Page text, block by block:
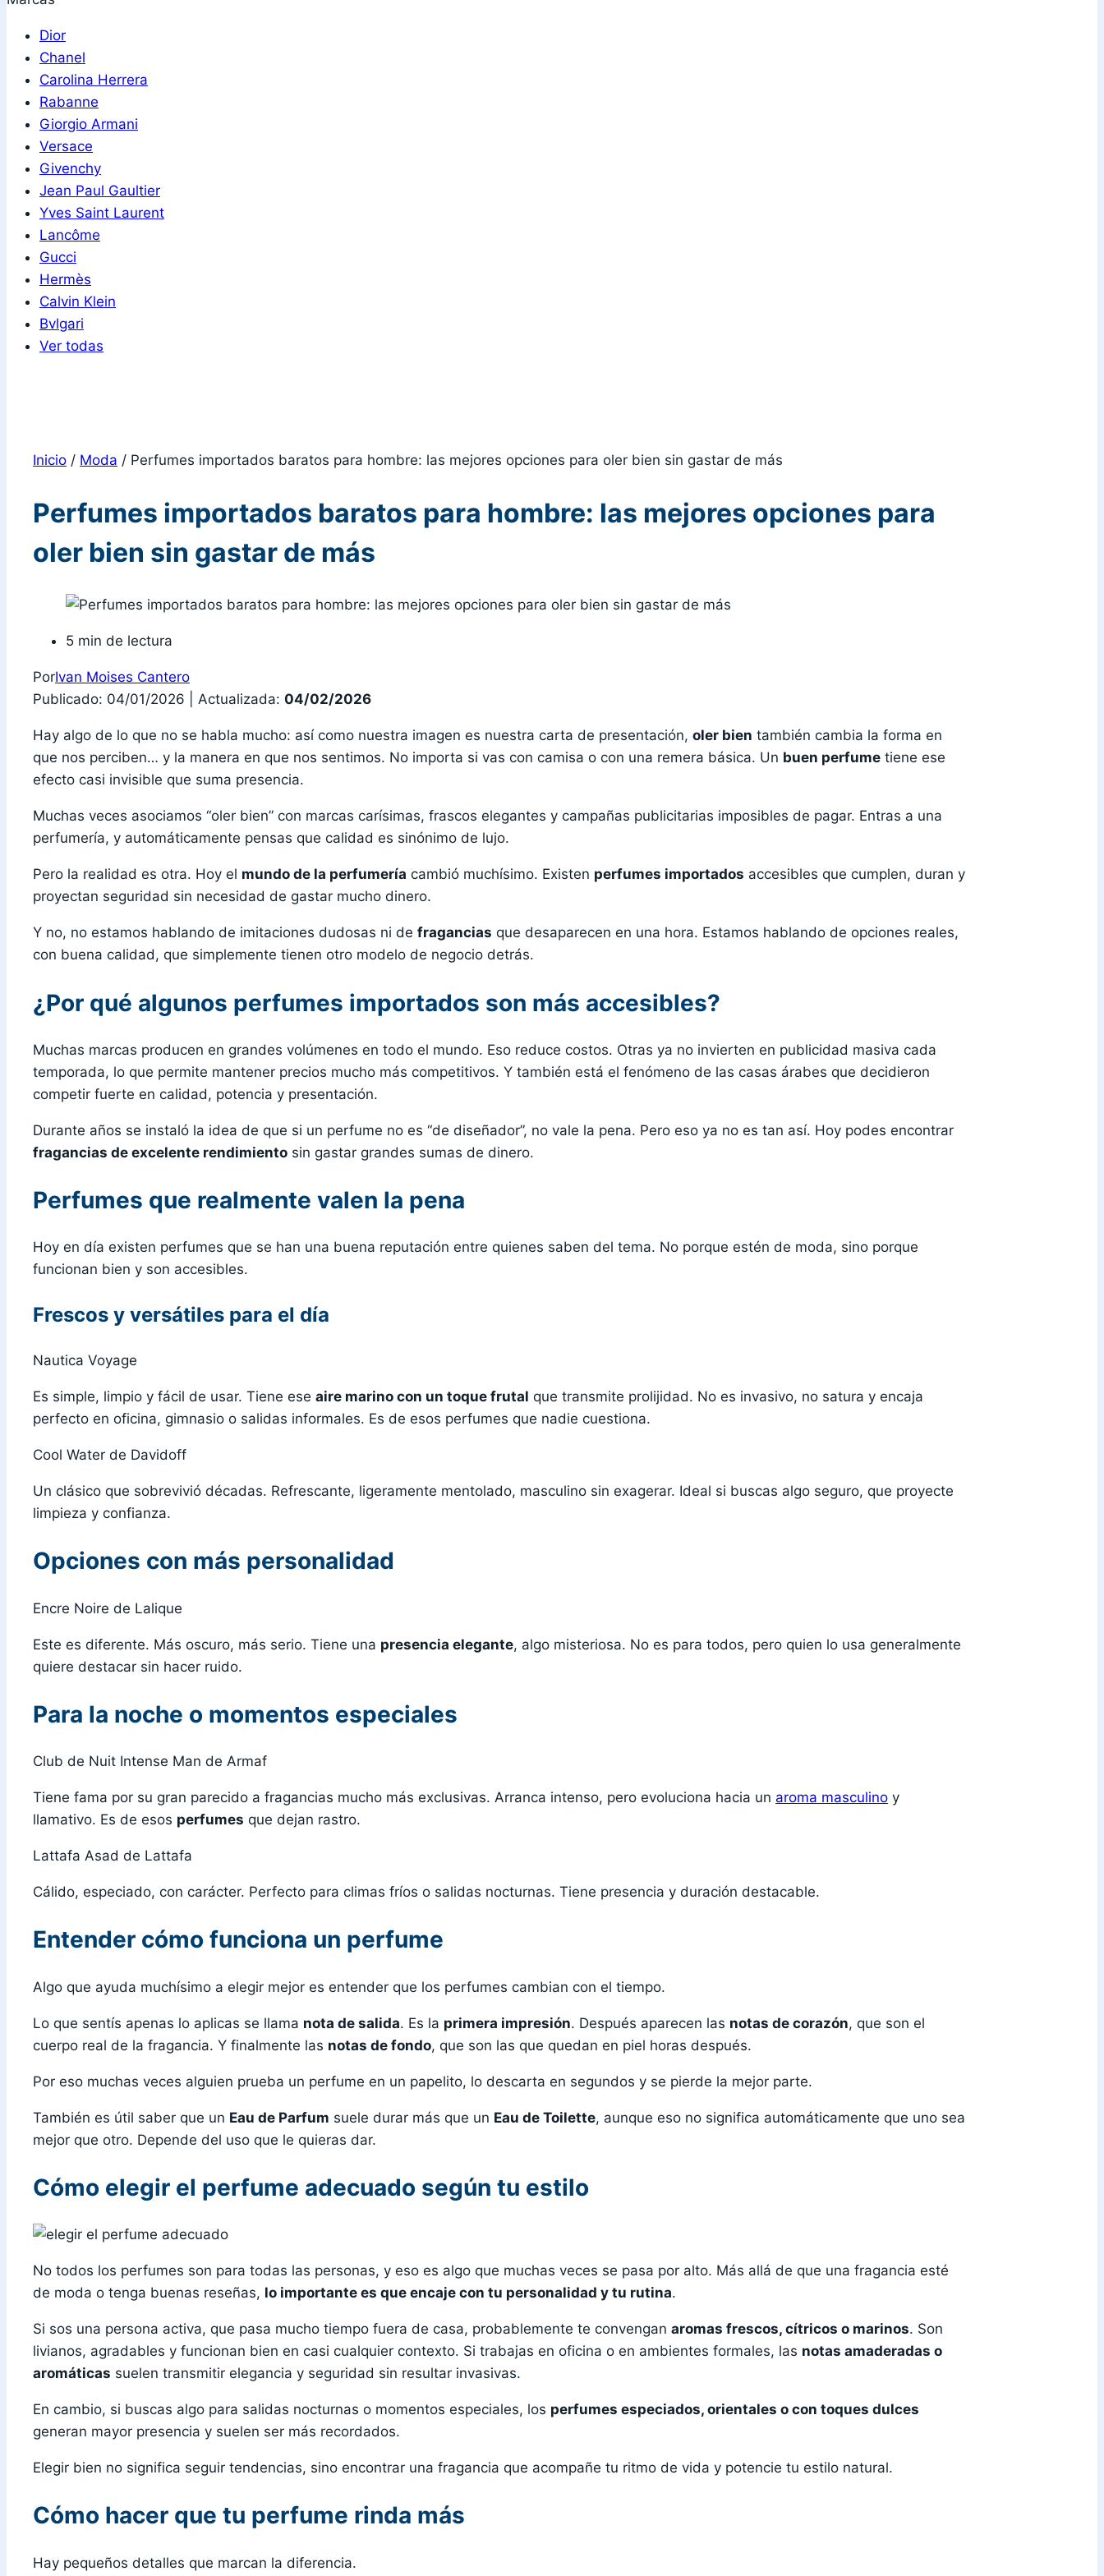
Dior
Chanel
Carolina Herrera
Rabanne
Giorgio Armani
Versace
Givenchy
Jean Paul Gaultier
Yves Saint Laurent
Lancôme
Gucci
Hermès
Calvin Klein
Bvlgari
Ver todas
Inicio / Moda / Perfumes importados baratos para hombre: las mejores opciones para oler bien sin gastar de más
Perfumes importados baratos para hombre: las mejores opciones para
oler bien sin gastar de más
5 min de lectura
PorIvan Moises Cantero
Publicado: 04/01/2026
Actualizada: 04/02/2026
Hay algo de lo que no se habla mucho: así como nuestra imagen es nuestra carta de presentación, oler bien también cambia la forma en
que nos perciben… y la manera en que nos sentimos. No importa si vas con camisa o con una remera básica. Un buen perfume tiene ese
efecto casi invisible que suma presencia.
Muchas veces asociamos “oler bien” con marcas carísimas, frascos elegantes y campañas publicitarias imposibles de pagar. Entras a una
perfumería, y automáticamente pensas que calidad es sinónimo de lujo.
Pero la realidad es otra. Hoy el mundo de la perfumería cambió muchísimo. Existen perfumes importados accesibles que cumplen, duran y
proyectan seguridad sin necesidad de gastar mucho dinero.
Y no, no estamos hablando de imitaciones dudosas ni de fragancias que desaparecen en una hora. Estamos hablando de opciones reales,
con buena calidad, que simplemente tienen otro modelo de negocio detrás.
¿Por qué algunos perfumes importados son más accesibles?
Muchas marcas producen en grandes volúmenes en todo el mundo. Eso reduce costos. Otras ya no invierten en publicidad masiva cada
temporada, lo que permite mantener precios mucho más competitivos. Y también está el fenómeno de las casas árabes que decidieron
competir fuerte en calidad, potencia y presentación.
Durante años se instaló la idea de que si un perfume no es “de diseñador”, no vale la pena. Pero eso ya no es tan así. Hoy podes encontrar
fragancias de excelente rendimiento sin gastar grandes sumas de dinero.
Perfumes que realmente valen la pena
Hoy en día existen perfumes que se han una buena reputación entre quienes saben del tema. No porque estén de moda, sino porque
funcionan bien y son accesibles.
Frescos y versátiles para el día
Nautica Voyage
Es simple, limpio y fácil de usar. Tiene ese aire marino con un toque frutal que transmite prolijidad. No es invasivo, no satura y encaja
perfecto en oficina, gimnasio o salidas informales. Es de esos perfumes que nadie cuestiona.
Cool Water de Davidoff
Un clásico que sobrevivió décadas. Refrescante, ligeramente mentolado, masculino sin exagerar. Ideal si buscas algo seguro, que proyecte
limpieza y confianza.
Opciones con más personalidad
Encre Noire de Lalique
Este es diferente. Más oscuro, más serio. Tiene una presencia elegante, algo misteriosa. No es para todos, pero quien lo usa generalmente
quiere destacar sin hacer ruido.
Para la noche o momentos especiales
Club de Nuit Intense Man de Armaf
Tiene fama por su gran parecido a fragancias mucho más exclusivas. Arranca intenso, pero evoluciona hacia un aroma masculino y
llamativo. Es de esos perfumes que dejan rastro.
Lattafa Asad de Lattafa
Cálido, especiado, con carácter. Perfecto para climas fríos o salidas nocturnas. Tiene presencia y duración destacable.
Entender cómo funciona un perfume
Algo que ayuda muchísimo a elegir mejor es entender que los perfumes cambian con el tiempo.
Lo que sentís apenas lo aplicas se llama nota de salida. Es la primera impresión. Después aparecen las notas de corazón, que son el
cuerpo real de la fragancia. Y finalmente las notas de fondo, que son las que quedan en piel horas después.
Por eso muchas veces alguien prueba un perfume en un papelito, lo descarta en segundos y se pierde la mejor parte.
También es útil saber que un Eau de Parfum suele durar más que un Eau de Toilette, aunque eso no significa automáticamente que uno sea
mejor que otro. Depende del uso que le quieras dar.
Cómo elegir el perfume adecuado según tu estilo
No todos los perfumes son para todas las personas, y eso es algo que muchas veces se pasa por alto. Más allá de que una fragancia esté
de moda o tenga buenas reseñas, lo importante es que encaje con tu personalidad y tu rutina.
Si sos una persona activa, que pasa mucho tiempo fuera de casa, probablemente te convengan aromas frescos, cítricos o marinos. Son
livianos, agradables y funcionan bien en casi cualquier contexto. Si trabajas en oficina o en ambientes formales, las notas amaderadas o
aromáticas suelen transmitir elegancia y seguridad sin resultar invasivas.
En cambio, si buscas algo para salidas nocturnas o momentos especiales, los perfumes especiados, orientales o con toques dulces
generan mayor presencia y suelen ser más recordados.
Elegir bien no significa seguir tendencias, sino encontrar una fragancia que acompañe tu ritmo de vida y potencie tu estilo natural.
Cómo hacer que tu perfume rinda más
Hay pequeños detalles que marcan la diferencia.